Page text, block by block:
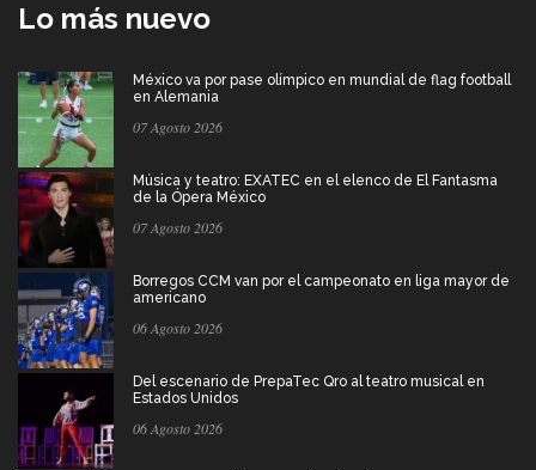
Lo más nuevo
México va por pase olímpico en mundial de flag football
en Alemania
07 Agosto 2026
Música y teatro: EXATEC en el elenco de El Fantasma
de la Ópera México
07 Agosto 2026
Borregos CCM van por el campeonato en liga mayor de
americano
06 Agosto 2026
Del escenario de PrepaTec Qro al teatro musical en
Estados Unidos
06 Agosto 2026